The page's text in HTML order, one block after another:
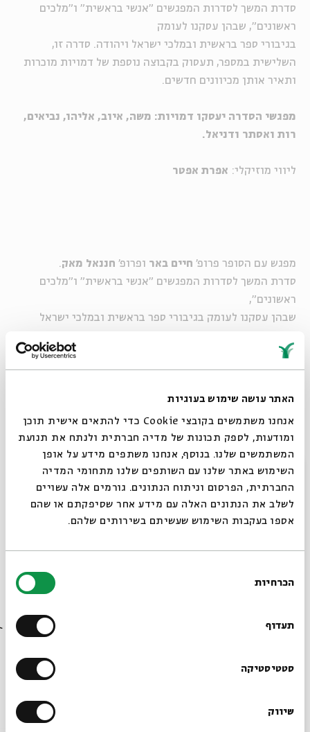
האתר עושה שימוש בעוגיות
אנחנו משתמשים בקובצי Cookie כדי להתאים אישית תוכן
ומודעות, לספק תכונות של מדיה חברתית ולנתח את תנועת
המשתמשים שלנו. בנוסף, אנחנו משתפים מידע על אופן
השימוש באתר שלנו עם השותפים שלנו מתחומי המדיה
החברתית, הפרסום וניתוח הנתונים. גורמים אלה עשויים
לשלב את הנתונים האלה עם מידע אחר שסיפקתם או שהם
אספו בעקבות השימוש שעשיתם בשירותים שלהם.
הסכמה
הכרחיות
תעדוף
סטטיסטיקה
שיווק
סדרת המשך לסדרות המפגשים "אנשי בראשית" ו"מלכים
ראשונים", שבהן עסקנו לעומק
בגיבורי ספר בראשית ובמלכי ישראל ויהודה. סדרה זו,
השלישית במספר, תעסוק בקבוצה נוספת של דמויות מוכרות
ותאיר אותן מכיוונים חדשים.
מפגשי הסדרה יעסקו דמויות: משה, איוב, אליהו, נביאים,
רות ואסתר ודניאל.
ליווי מוזיקלי: אפרת אפטר
מפגש עם הסופר פרופ' חיים באר ופרופ' חננאל מאק.
סדרת המשך לסדרות המפגשים "אנשי בראשית" ו"מלכים
ראשונים",
שבהן עסקנו לעומק בגיבורי ספר בראשית ובמלכי ישראל
סדרה זו, השלישית במספר, תעסוק בקבוצה נוספת של דמויות
מוכרות ותאיר אותן מכיוונים חדשים.
רות ואסתר ודניאל.
אפרת אפטר
מחיר למפגש: 20 ₪, מחיר לסדרה כולה: 100 ₪
שיתוף הרשמה לאירועים דומים
סגור